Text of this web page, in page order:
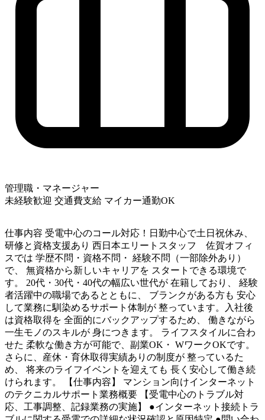
管理職・マネージャー
未経験歓迎 交通費支給 マイカー通勤OK
仕事内容 受電中心のコール対応！日勤中心で土日祝休み、
研修と資格支援あり 西日本エリートスタッフ 佐賀オフィ
スでは 学歴不問・資格不問・ 経験不問（一部除外あり）
で、 無資格から新しいキャリアを スタートできる環境で
す。 20代・30代・40代の幅広い世代が 在籍しており、 経験
者活躍中の職場であるとともに、 ブランクがある方も 安心
して業務に馴染めるサポート体制が 整っています。入社後
は資格取得を 全面的にバックアップするため、 働きながら
一生モノのスキルが 身につきます。 ライフスタイルに合わ
せた 柔軟な働き方が可能で、副業OK・ WワークOKです。
さらに、産休・育休取得実績ありの制度が 整っているた
め、 将来のライフイベントを迎えても 長く安心して働き続
けられます。 【仕事内容】 マンション向けインターネット
のテクニカルサポート業務概要 【受電中心のトラブル対
応、工事調整、記録業務の実施】 ●インターネット接続トラ